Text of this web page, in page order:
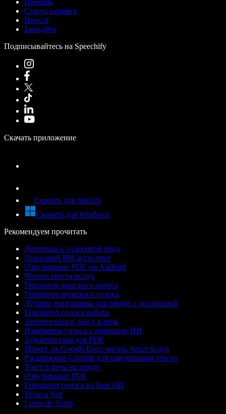
Помощь
Статус сервиса
Пресса
Брендбук
Подписывайтесь на Speechify
Скачать приложение
Скачать для macOS
Скачать для Windows
Рекомендуем прочитать
Диктовка и голосовой ввод
Голосовой ИИ-ассистент
Озвучивание PDF на Android
Чтение текста вслух
Генератор женского голоса
Генератор мужского голоса
Лучшие программы для людей с дислексией
Генератор голоса робота
Аниме-голоса: текст в речь
Изменение голоса с помощью ИИ
Аудиочиталка для PDF
Может ли Google Docs читать текст вслух
Расширение Chrome для озвучивания текста
Текст в речь на хинди
Озвучивание PDF
Генератор голоса на базе ИИ
Texto a Voz
Leitor de Texto